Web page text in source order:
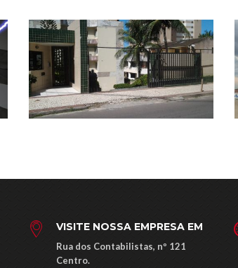
VISITE NOSSA EMPRESA EM
Rua dos Contabilistas, nº 121
Centro.